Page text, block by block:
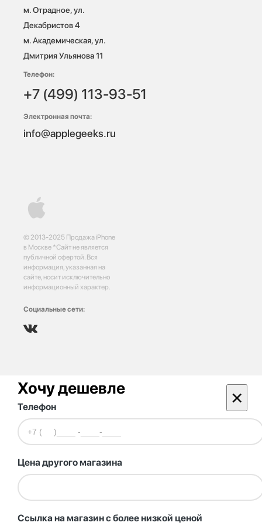
© 2013-2025 Продажа iPhone
в Москве *Сайт не является
публичной офертой. Вся
информация, указанная на
сайте, носит исключительно
информационный характер.
Социальные сети:
м. Отрадное, ул.
Декабристов 4
м. Академическая, ул.
Дмитрия Ульянова 11
Телефон:
+7 (499) 113-93-51
Электронная почта:
info@applegeeks.ru
Хочу дешевле ×
Телефон
Цена другого магазина
Ссылка на магазин с более низкой ценой